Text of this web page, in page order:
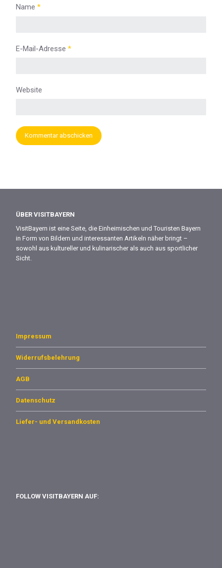
Name *
E-Mail-Adresse *
Website
ÜBER VISITBAYERN
VisitBayern ist eine Seite, die Einheimischen und Touristen Bayern
in Form von Bildern und interessanten Artikeln näher bringt –
sowohl aus kultureller und kulinarischer als auch aus sportlicher
Sicht.
Impressum
Widerrufsbelehrung
AGB
Datenschutz
Liefer- und Versandkosten
FOLLOW VISITBAYERN AUF: